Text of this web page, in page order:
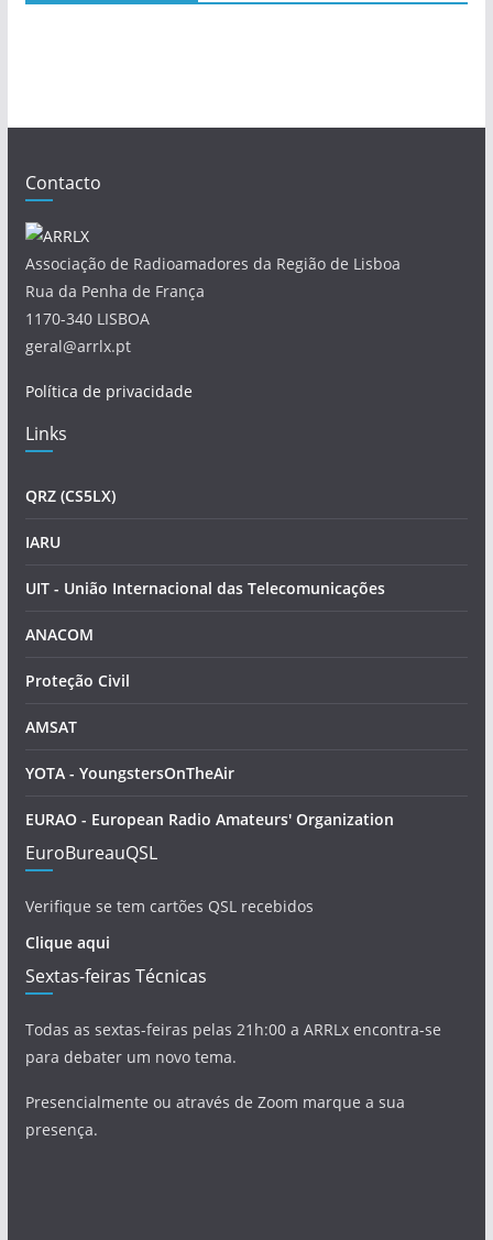
Contacto
Associação de Radioamadores da Região de Lisboa
Rua da Penha de França
1170-340 LISBOA
geral@arrlx.pt
Política de privacidade
Links
QRZ (CS5LX)
IARU
UIT - União Internacional das Telecomunicações
ANACOM
Proteção Civil
AMSAT
YOTA - YoungstersOnTheAir
EURAO - European Radio Amateurs' Organization
EuroBureauQSL
Verifique se tem cartões QSL recebidos
Clique aqui
Sextas-feiras Técnicas
Todas as sextas-feiras pelas 21h:00 a ARRLx encontra-se
para debater um novo tema.
Presencialmente ou através de Zoom marque a sua
presença.